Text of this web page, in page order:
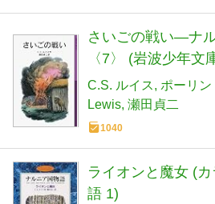
さいごの戦い―ナ
〈7〉 (岩波少年文
C.S. ルイス ポーリ
Lewis 瀬田貞二
1040
ライオンと魔女 (
語 1)